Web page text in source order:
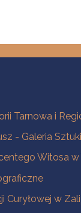
Tarnowa i
- Galeria
Witosa
Curyłowej w